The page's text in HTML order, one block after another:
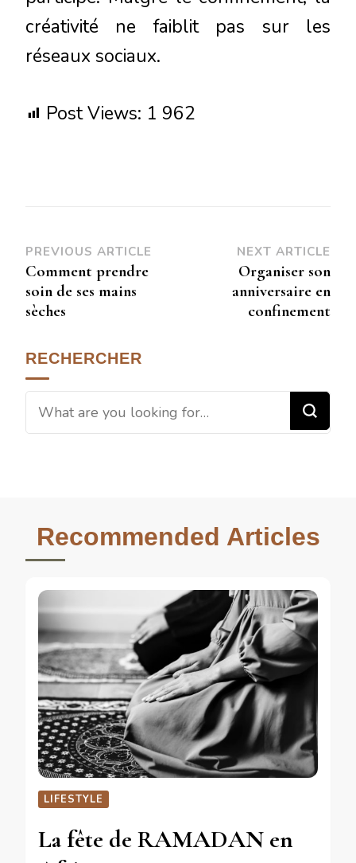
créativité ne faiblit pas sur les
réseaux sociaux.
Post Views: 1 962
PREVIOUS ARTICLE
Comment prendre
soin de ses mains
sèches
NEXT ARTICLE
Organiser son
anniversaire en
confinement
RECHERCHER
Recommended Articles
LIFESTYLE
La fête de RAMADAN en